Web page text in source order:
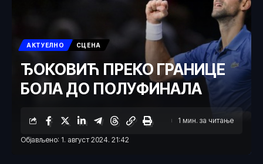
АКТУЕЛНО СЦЕНА
ЂОКОВИЋ ПРЕКО ГРАНИЦЕ
БОЛА ДО ПОЛУФИНАЛА
Објављено: 1. август 2024. 21:42
1 мин. за читање